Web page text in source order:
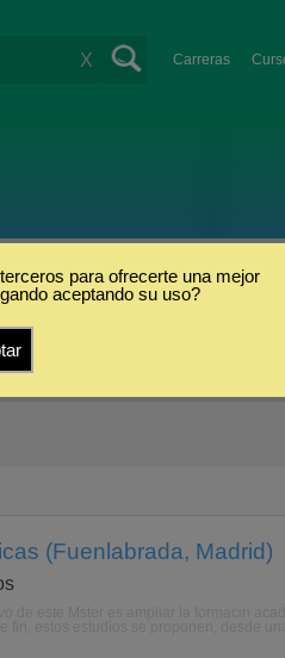
Carreras
X
(Fuenlabrada, Madrid)
para ofrecerte una mejor
aceptando su uso?